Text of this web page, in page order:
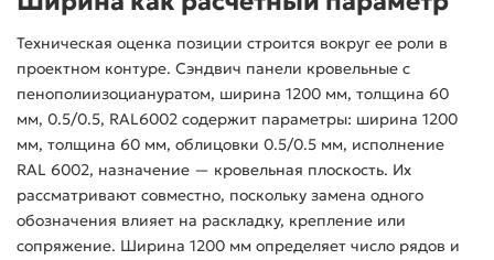
Техническая оценка позиции строится вокруг ее роли в
проектном контуре. Сэндвич панели кровельные с
пенополиизоциануратом, ширина 1200 мм, толщина 60
мм, 0.5/0.5, RAL6002 содержит параметры: ширина 1200
мм, толщина 60 мм, облицовки 0.5/0.5 мм, исполнение
RAL 6002, назначение — кровельная плоскость. Их
рассматривают совместно, поскольку замена одного
обозначения влияет на раскладку, крепление или
сопряжение. Ширина 1200 мм определяет число рядов и